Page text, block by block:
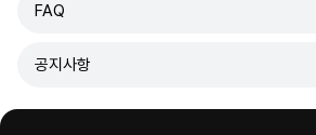
FAQ
공지사항